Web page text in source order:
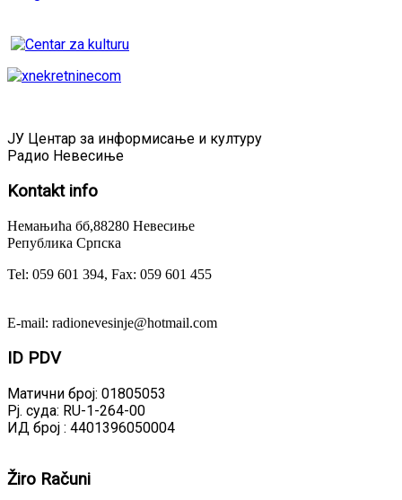
ЈУ Центар за информисање и културу
Радио Невесиње
Kontaktinfo
Немањића бб,88280 Невесиње
Република Српска
Tel: 059 601 394, Fax: 059 601 455
E-mail: radionevesinje@hotmail.com
ID PDV
Матични број: 01805053
Рј. суда: RU-1-264-00
ИД број : 4401396050004
Žiro Računi